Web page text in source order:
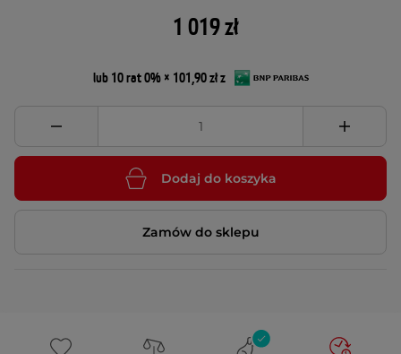
1 019 zł
lub 10 rat 0% × 101,90 zł z
Dodaj do koszyka
Zamów do sklepu